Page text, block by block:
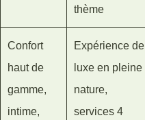
thème
Confort
haut de
gamme,
intime,
Expérience de
luxe en pleine
nature,
services 4